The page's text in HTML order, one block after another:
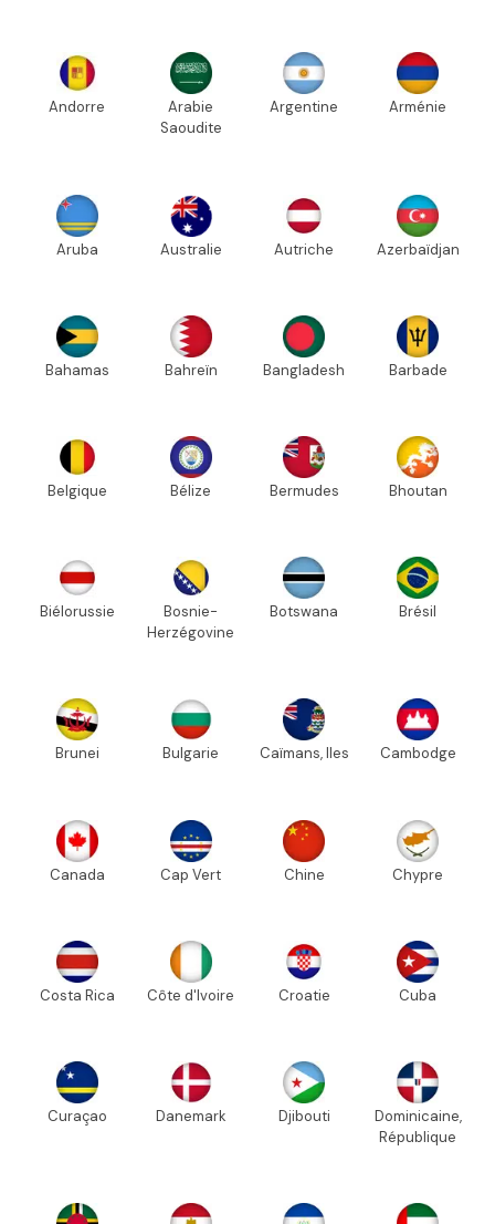
Andorre
Arabie
Saoudite
Argentine Arménie
Aruba Australie Autriche Azerbaïdjan
Bahamas Bahreïn Bangladesh Barbade
Belgique Bélize Bermudes Bhoutan
Biélorussie
Bosnie-
Herzégovine
Botswana Brésil
Brunei Bulgarie Caïmans, Iles Cambodge
Canada Cap Vert Chine Chypre
Costa Rica Côte d'Ivoire Croatie Cuba
Curaçao Danemark Djibouti
Dominicaine,
République